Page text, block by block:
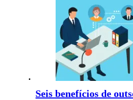
Seis benefícios de